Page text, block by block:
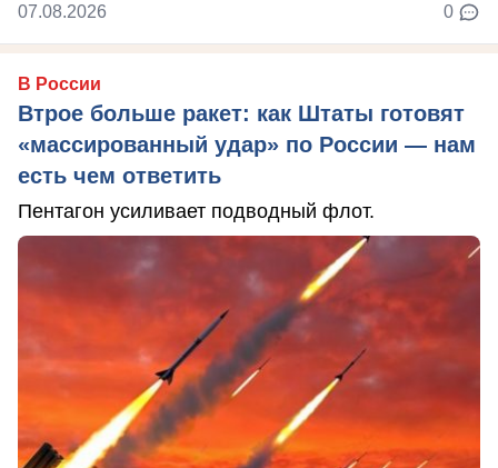
07.08.2026 0
В России
Втрое больше ракет: как Штаты готовят
«массированный удар» по России — нам
есть чем ответить
Пентагон усиливает подводный флот.